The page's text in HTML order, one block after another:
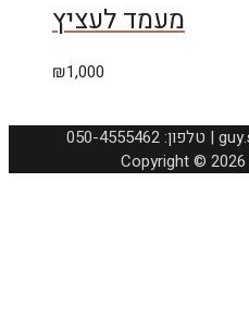
מעמד לעציץ
₪1,000